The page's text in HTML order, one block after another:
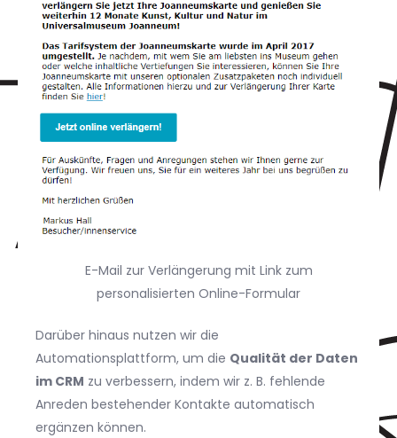
E-Mail zur Verlängerung mit Link zum
personalisierten Online-Formular
Darüber hinaus nutzen wir die
Automationsplattform, um die Qualität der Daten
im CRM zu verbessern, indem wir z. B. fehlende
Anreden bestehender Kontakte automatisch
ergänzen können.